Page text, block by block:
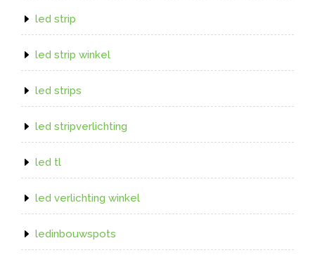
led strip
led strip winkel
led strips
led stripverlichting
led tl
led verlichting winkel
ledinbouwspots